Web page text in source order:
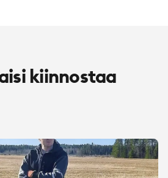
kiinnostaa